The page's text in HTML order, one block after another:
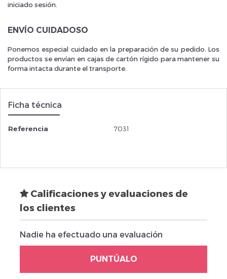
iniciado sesión.
ENVÍO CUIDADOSO
Ponemos especial cuidado en la preparación de su pedido. Los
productos se envían en cajas de cartón rígido para mantener su
forma intacta durante el transporte.
Ficha técnica
Referencia 7031
Calificaciones y evaluaciones de
los clientes
Nadie ha efectuado una evaluación
PUNTÚALO